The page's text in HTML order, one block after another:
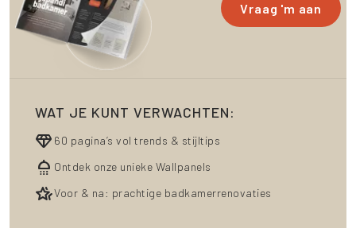
Vraag 'm aan
WAT JE KUNT VERWACHTEN:
diamond 60 pagina’s vol trends & stijltips
Shower Ontdek onze unieke Wallpanels
hotel_classVoor & na: prachtige badkamerrenovaties